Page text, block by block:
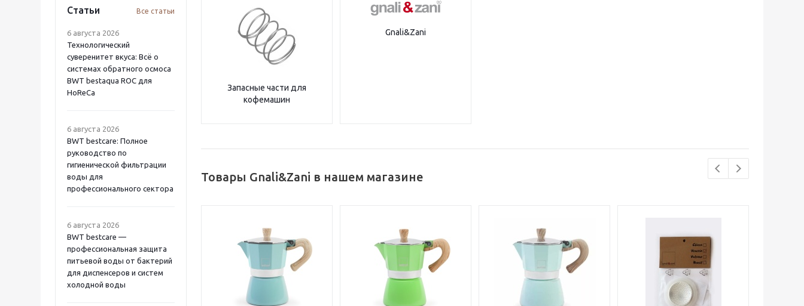
Статьи Все статьи
6 августа 2026
Технологический
суверенитет вкуса: Всё о
системах обратного осмоса
BWT bestaqua ROC для
HoReCa
6 августа 2026
BWT bestcare: Полное
руководство по
гигиенической фильтрации
воды для
профессионального сектора
6 августа 2026
BWT bestcare —
профессиональная защита
питьевой воды от бактерий
для диспенсеров и систем
холодной воды
Запасные части для
кофемашин
Gnali&Zani
Товары Gnali&Zani в нашем магазине